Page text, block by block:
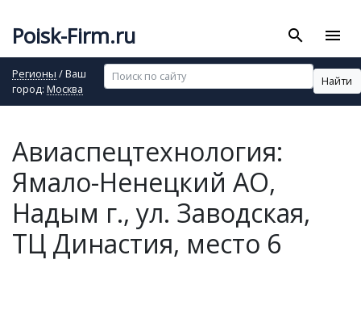
Poisk-Firm.ru search menu
Регионы / Ваш
город: Москва
Найти
Авиаспецтехнология:
Ямало-Ненецкий АО,
Надым г., ул. Заводская,
ТЦ Династия, место 6